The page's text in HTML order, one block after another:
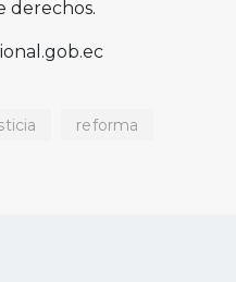
derechos.
reforma